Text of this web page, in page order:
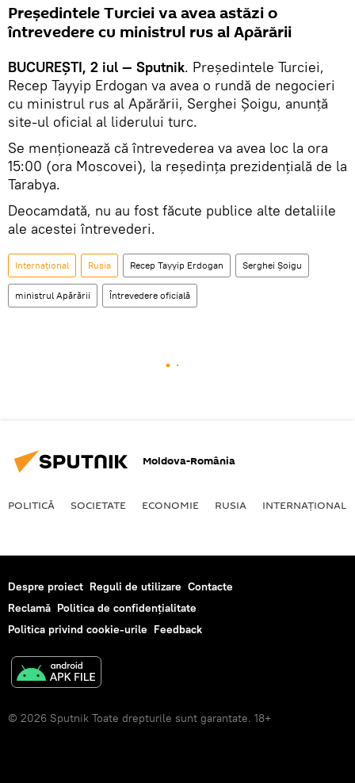
Președintele Turciei va avea astăzi o
întrevedere cu ministrul rus al Apărării
BUCUREȘTI, 2 iul — Sputnik. Președintele Turciei,
Recep Tayyip Erdogan va avea o rundă de negocieri
cu ministrul rus al Apărării, Serghei Șoigu, anunță
site-ul oficial al liderului turc.
Se menționează că întrevederea va avea loc la ora
15:00 (ora Moscovei), la reședința prezidențială de la
Tarabya.
Deocamdată, nu au fost făcute publice alte detaliile
ale acestei întrevederi.
Internaţional Rusia Recep Tayyip Erdogan Serghei Șoigu
ministrul Apărării Întrevedere oficială
Moldova-România
POLITICĂ SOCIETATE ECONOMIE RUSIA INTERNAŢIONAL
Despre proiect Reguli de utilizare Contacte
Reclamă Politica de confidențialitate
Politica privind cookie-urile Feedback
© 2026 Sputnik Toate drepturile sunt garantate. 18+